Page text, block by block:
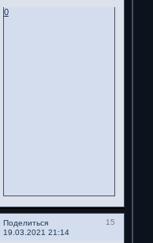
0
Поделиться
15
19.03.2021 21:14